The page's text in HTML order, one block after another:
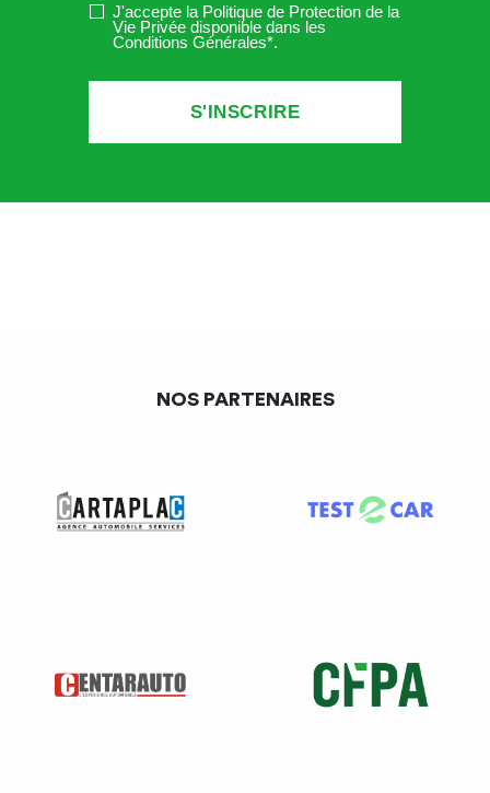
J'accepte la Politique de Protection de la
Vie Privée disponible dans les
Conditions Générales*.
NOS PARTENAIRES